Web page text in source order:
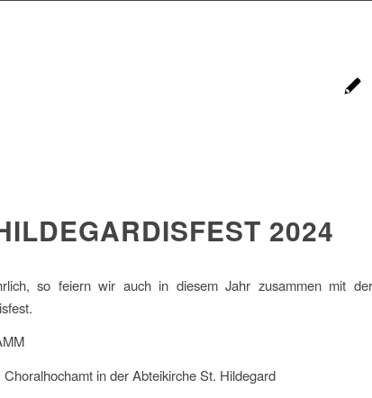
2024
so feiern wir auch in diesem Jahr zusammen mit
in der Abteikirche St. Hildegard